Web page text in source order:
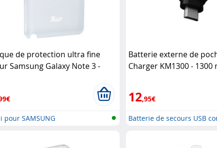
de protection ultra fine
Samsung Galaxy Note 3 -
pour SAMSUNG
Batterie externe de
Charger KM1300 - 1300
12,95€
Batterie de secours USB